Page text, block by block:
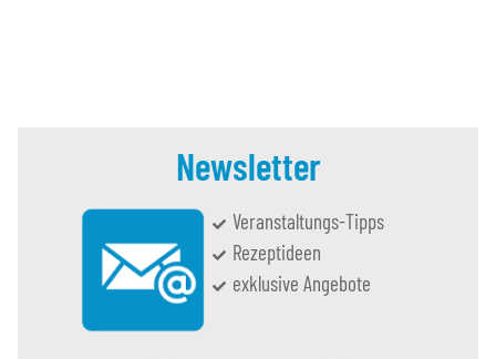
Newsletter
Veranstaltungs-Tipps
Rezeptideen
exklusive Angebote